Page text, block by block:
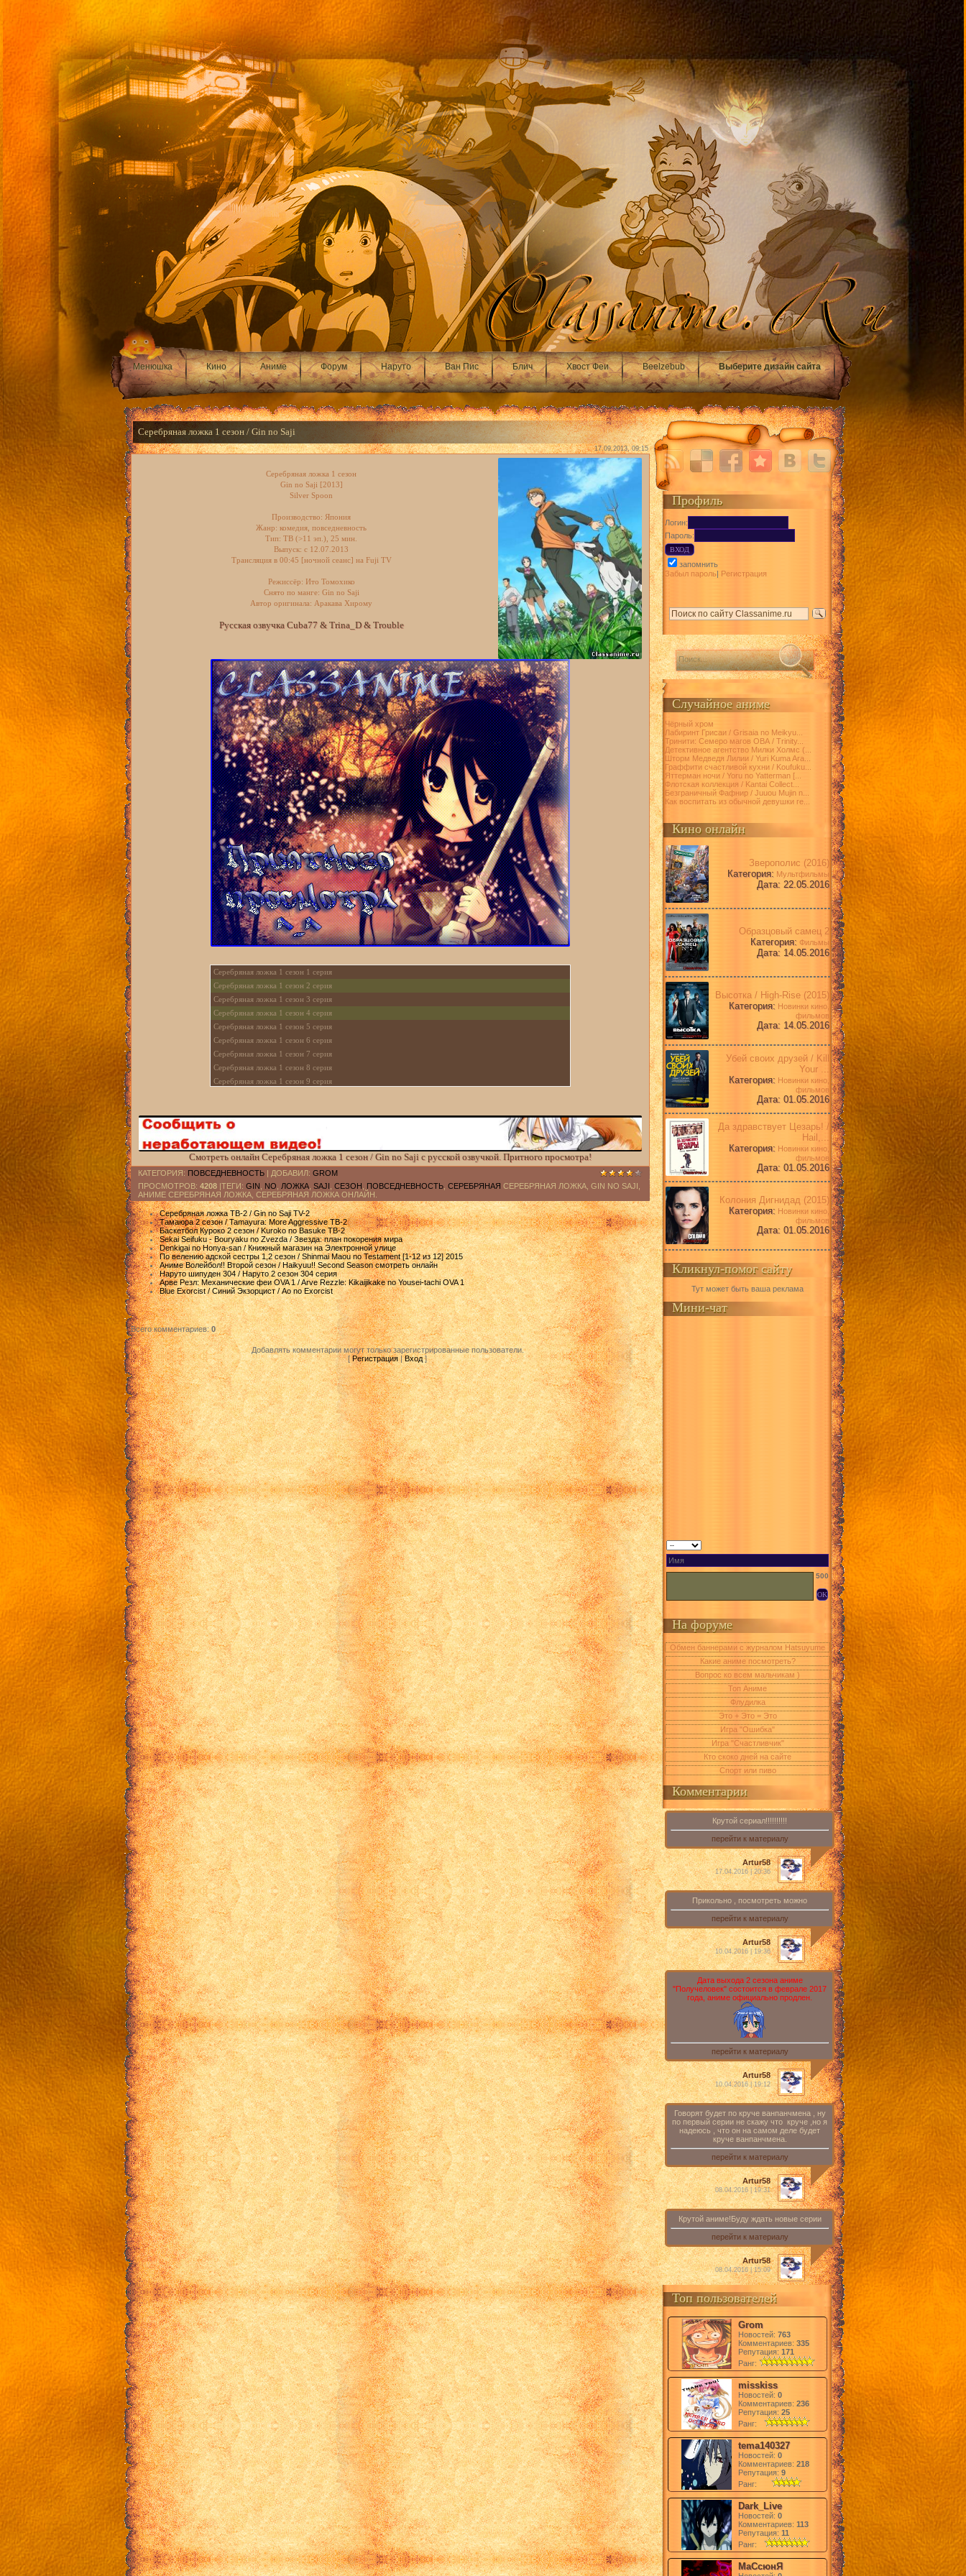
Менюшка Кино Аниме Форум Наруто Ван Пис Блич Хвост Феи Beelzebub Выберите дизайн сайта
Серебряная ложка 1 сезон / Gin no Saji
17.09.2013, 09:15
Серебряная ложка 1 сезон
Gin no Saji [2013]
Silver Spoon
Производство: Япония
Жанр: комедия, повседневность
Тип: ТВ (>11 эп.), 25 мин.
Выпуск: c 12.07.2013
Трансляция в 00:45 [ночной сеанс] на Fuji TV
Режиссёр: Ито Томохико
Снято по манге: Gin no Saji
Автор оригинала: Аракава Хирому
Русская озвучка Cuba77 & Trina_D & Trouble
Серебряная ложка 1 сезон 1 серия
Серебряная ложка 1 сезон 2 серия
Серебряная ложка 1 сезон 3 серия
Серебряная ложка 1 сезон 4 серия
Серебряная ложка 1 сезон 5 серия
Серебряная ложка 1 сезон 6 серия
Серебряная ложка 1 сезон 7 серия
Серебряная ложка 1 сезон 8 серия
Серебряная ложка 1 сезон 9 серия
Смотреть онлайн Серебряная ложка 1 сезон / Gin no Saji с русской озвучкой. Притного просмотра!
КАТЕГОРИЯ: ПОВСЕДНЕВНОСТЬ | ДОБАВИЛ: GROM
ПРОСМОТРОВ: 4208 |ТЕГИ: GIN NO ЛОЖКА SAJI СЕЗОН ПОВСЕДНЕВНОСТЬ СЕРЕБРЯНАЯ СЕРЕБРЯНАЯ ЛОЖКА, GIN NO SAJI,
АНИМЕ СЕРЕБРЯНАЯ ЛОЖКА, СЕРЕБРЯНАЯ ЛОЖКА ОНЛАЙН.
Серебряная ложка ТВ-2 / Gin no Saji TV-2
Тамаюра 2 сезон / Tamayura: More Aggressive ТВ-2
Баскетбол Куроко 2 сезон / Kuroko no Basuke ТВ-2
Sekai Seifuku - Bouryaku no Zvezda / Звезда: план покорения мира
Denkigai no Honya-san / Книжный магазин на Электронной улице
По велению адской сестры 1,2 сезон / Shinmai Maou no Testament [1-12 из 12] 2015
Аниме Волейбол!! Второй сезон / Haikyuu!! Second Season смотреть онлайн
Наруто шипуден 304 / Наруто 2 сезон 304 серия
Арве Резл: Механические феи OVA 1 / Arve Rezzle: Kikaijikake no Yousei-tachi OVA 1
Blue Exorcist / Синий Экзорцист / Ao no Exorcist
Всего комментариев:0
Добавлять комментарии могут только зарегистрированные пользователи.
[Регистрация|Вход]
Профиль
Логин:
Пароль:
запомнить
Забыл пароль| Регистрация
Случайное аниме
Чёрный хром
Лабиринт Грисаи / Grisaia no Meikyu...
Тринити: Семеро магов ОВА / Trinity...
Детективное агентство Милки Холмс (...
Шторм Медведя Лилии / Yuri Kuma Ara...
Граффити счастливой кухни / Koufuku...
Яттерман ночи / Yoru no Yatterman [...
Флотская коллекция / Kantai Collect...
Безграничный Фафнир / Juuou Mujin n...
Как воспитать из обычной девушки ге...
Кино онлайн
Зверополис (2016)
Категория: Мультфильмы
Дата: 22.05.2016
Образцовый самец 2
Категория: Фильмы
Дата: 14.05.2016
Высотка / High-Rise (2015)
Категория: Новинки кино,
фильмов
Дата: 14.05.2016
Убей своих друзей / Kill
Your ...
Категория: Новинки кино,
фильмов
Дата: 01.05.2016
Да здравствует Цезарь! /
Hail,...
Категория: Новинки кино,
фильмов
Дата: 01.05.2016
Колония Дигнидад (2015)
Категория: Новинки кино,
фильмов
Дата: 01.05.2016
Кликнул-помог сайту
Тут может быть ваша реклама
Мини-чат
500
На форуме
Обмен баннерами с журналом Hatsuyume
Какие аниме посмотреть?
Вопрос ко всем мальчикам )
Топ Аниме
Флудилка
Это + Это = Это
Игра "Ошибка"
Игра "Счастливчик"
Кто скоко дней на сайте
Спорт или пиво
Комментарии
Крутой сериал!!!!!!!!!!
перейти к материалу
Artur58
17.04.2016 | 20:36
Прикольно , посмотреть можно
перейти к материалу
Artur58
10.04.2016 | 19:36
Дата выхода 2 сезона аниме
"Получеловек" состоится в феврале 2017
года, аниме официально продлен.
перейти к материалу
Artur58
10.04.2016 | 19:12
Говорят будет по круче ванпанчмена , ну
по первый серии не скажу что круче ,но я
надеюсь , что он на самом деле будет
круче ванпанчмена.
перейти к материалу
Artur58
08.04.2016 | 19:31
Крутой аниме!Буду ждать новые серии
перейти к материалу
Artur58
08.04.2016 | 15:09
Топ пользователей
Grom
Новостей: 763
Комментариев: 335
Репутация: 171
Ранг:
misskiss
Новостей: 0
Комментариев: 236
Репутация: 25
Ранг:
tema140327
Новостей: 0
Комментариев: 218
Репутация: 9
Ранг:
Dark_Live
Новостей: 0
Комментариев: 113
Репутация: 11
Ранг:
МаСсюнЯ